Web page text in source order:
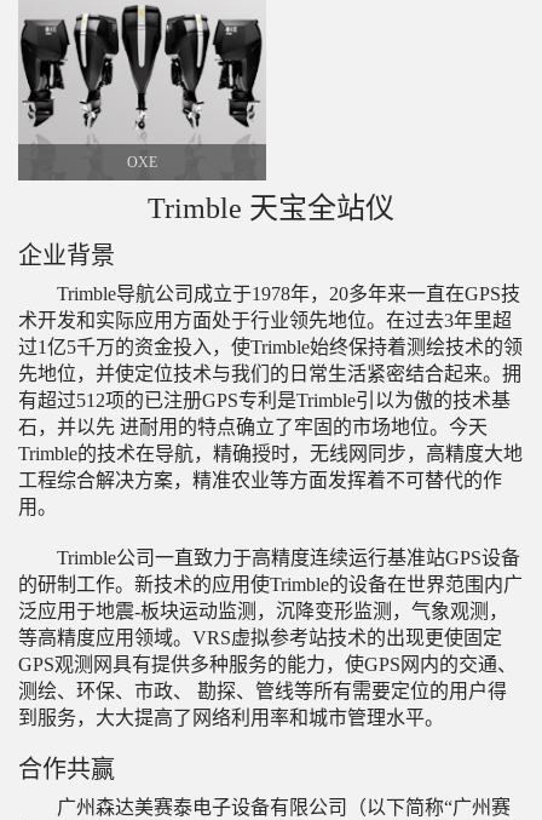
OXE
Trimble 天宝全站仪
企业背景
Trimble导航公司成立于1978年，20多年来一直在GPS技
术开发和实际应用方面处于行业领先地位。在过去3年里超
过1亿5千万的资金投入，使Trimble始终保持着测绘技术的领
先地位，并使定位技术与我们的日常生活紧密结合起来。拥
有超过512项的已注册GPS专利是Trimble引以为傲的技术基
石，并以先 进耐用的特点确立了牢固的市场地位。今天
Trimble的技术在导航，精确授时，无线网同步，高精度大地
工程综合解决方案，精准农业等方面发挥着不可替代的作
用。
Trimble公司一直致力于高精度连续运行基准站GPS设备
的研制工作。新技术的应用使Trimble的设备在世界范围内广
泛应用于地震-板块运动监测，沉降变形监测，气象观测，
等高精度应用领域。VRS虚拟参考站技术的出现更使固定
GPS观测网具有提供多种服务的能力，使GPS网内的交通、
测绘、环保、市政、 勘探、管线等所有需要定位的用户得
到服务，大大提高了网络利用率和城市管理水平。
合作共赢
广州森达美赛泰电子设备有限公司（以下简称“广州赛